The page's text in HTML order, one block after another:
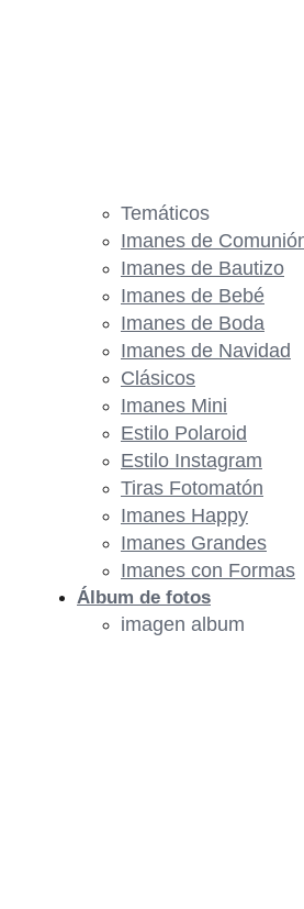
Temáticos
Imanes de
Imanes de Bautizo
Imanes de Bebé
Imanes de Boda
Imanes de Navidad
Clásicos
Imanes Mini
Estilo Polaroid
Estilo Instagram
Tiras Fotomatón
Imanes Happy
Imanes Grandes
Imanes con Formas
Álbum de fotos
imagen album